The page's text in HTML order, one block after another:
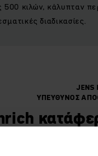
500 κιλών, κάλυπταν
διαδικασίες.
JENS
ΥΠΕΎΘΥΝΟΣ